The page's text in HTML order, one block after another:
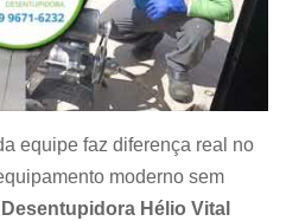
equipe faz diferença real no
moderno sem
Desentupidora Hélio Vital